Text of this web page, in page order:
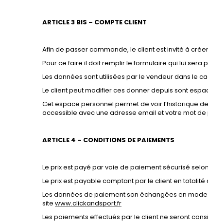
ARTICLE 3 BIS – COMPTE CLIENT
Afin de passer commande, le client est invité à
Pour ce faire il doit remplir le formulaire qui lui sera
Les données sont utilisées par le vendeur dans le
Le client peut modifier ces donner depuis sont
Cet espace personnel permet de voir l’historique
accessible avec une adresse email et votre mot
ARTICLE 4 – CONDITIONS DE PAIEMENTS
Le prix est payé par voie de paiement sécurisé
Le prix est payable comptant par le client en
Les données de paiement son échangées en
site www.clickandsport.fr
Les paiements effectués par le client ne seront